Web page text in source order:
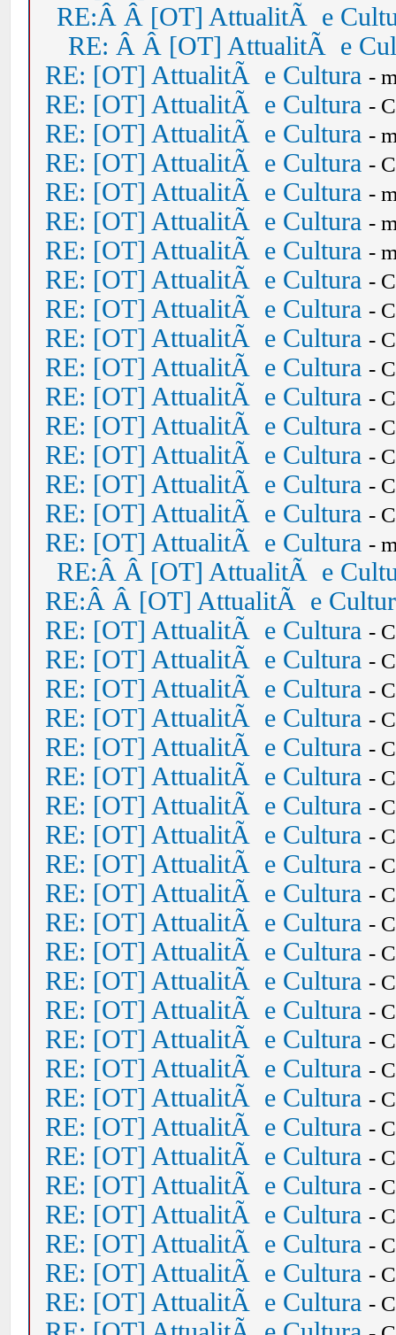
RE:Â Â [OT] AttualitÃ e
RE: Â Â [OT] AttualitÃ e
RE: [OT] AttualitÃ e Cultura -
RE: [OT] AttualitÃ e Cultura -
RE: [OT] AttualitÃ e Cultura -
RE: [OT] AttualitÃ e Cultura -
RE: [OT] AttualitÃ e Cultura -
RE: [OT] AttualitÃ e Cultura -
RE: [OT] AttualitÃ e Cultura -
RE: [OT] AttualitÃ e Cultura -
RE: [OT] AttualitÃ e Cultura -
RE: [OT] AttualitÃ e Cultura -
RE: [OT] AttualitÃ e Cultura -
RE: [OT] AttualitÃ e Cultura -
RE: [OT] AttualitÃ e Cultura -
RE: [OT] AttualitÃ e Cultura -
RE: [OT] AttualitÃ e Cultura -
RE: [OT] AttualitÃ e Cultura -
RE: [OT] AttualitÃ e Cultura -
RE:Â Â [OT] AttualitÃ e
RE:Â Â [OT] AttualitÃ e
RE: [OT] AttualitÃ e Cultura -
RE: [OT] AttualitÃ e Cultura -
RE: [OT] AttualitÃ e Cultura -
RE: [OT] AttualitÃ e Cultura -
RE: [OT] AttualitÃ e Cultura -
RE: [OT] AttualitÃ e Cultura -
RE: [OT] AttualitÃ e Cultura -
RE: [OT] AttualitÃ e Cultura -
RE: [OT] AttualitÃ e Cultura -
RE: [OT] AttualitÃ e Cultura -
RE: [OT] AttualitÃ e Cultura -
RE: [OT] AttualitÃ e Cultura -
RE: [OT] AttualitÃ e Cultura -
RE: [OT] AttualitÃ e Cultura -
RE: [OT] AttualitÃ e Cultura -
RE: [OT] AttualitÃ e Cultura -
RE: [OT] AttualitÃ e Cultura -
RE: [OT] AttualitÃ e Cultura -
RE: [OT] AttualitÃ e Cultura -
RE: [OT] AttualitÃ e Cultura -
RE: [OT] AttualitÃ e Cultura -
RE: [OT] AttualitÃ e Cultura -
RE: [OT] AttualitÃ e Cultura -
RE: [OT] AttualitÃ e Cultura -